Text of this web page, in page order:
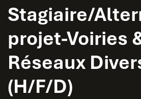
Stagiaire/
projet-Voiries
Réseaux
(H/F/D)